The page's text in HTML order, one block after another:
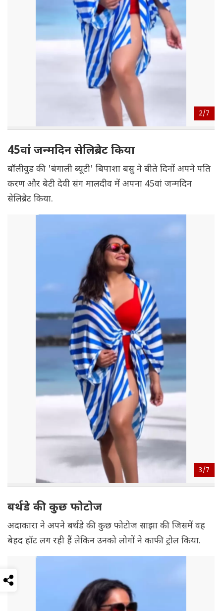
2/7
45वां जन्मदिन सेलिब्रेट किया
बॉलीवुड की 'बंगाली ब्यूटी' बिपाशा बसु ने बीते दिनों अपने पति
करण और बेटी देवी संग मालदीव में अपना 45वां जन्मदिन
सेलिब्रेट किया.
3/7
बर्थडे की कुछ फोटोज
अदाकारा ने अपने बर्थडे की कुछ फोटोज साझा की जिसमें वह
बेहद हॉट लग रही हैं लेकिन उनको लोगों ने काफी ट्रोल किया.